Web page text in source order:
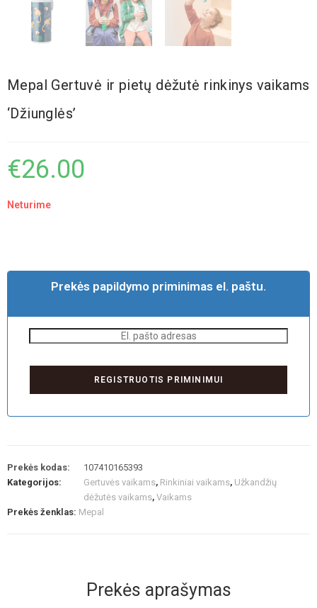
Mepal Gertuvė ir pietų dėžutė rinkinys vaikams
‘Džiunglės’
€26.00
Neturime
Prekės papildymo priminimas el. paštu.
Prekės kodas:
107410165393
Kategorijos:
Gertuvės vaikams, Rinkiniai vaikams, Užkandžių
dėžutės vaikams, Vaikams
Prekės ženklas: Mepal
Prekės aprašymas